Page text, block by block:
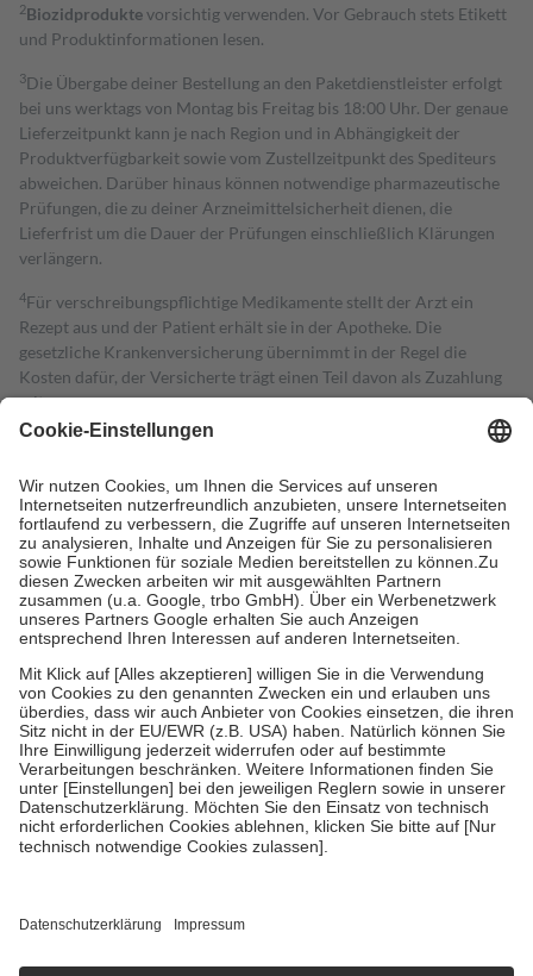
2Biozidproduktevorsichtig verwenden. Vor Gebrauch stets Etikett
und Produktinformationen lesen.
3Die Übergabe deiner Bestellung an den Paketdienstleister erfolgt
bei uns werktags von Montag bis Freitag bis 18:00 Uhr. Der genaue
Lieferzeitpunkt kann je nach Region und in Abhängigkeit der
Produktverfügbarkeit sowie vom Zustellzeitpunkt des Spediteurs
abweichen. Darüber hinaus können notwendige pharmazeutische
Prüfungen, die zu deiner Arzneimittelsicherheit dienen, die
Lieferfrist um die Dauer der Prüfungen einschließlich Klärungen
verlängern.
4Für verschreibungspflichtige Medikamente stellt der Arzt ein
Rezept aus und der Patient erhält sie in der Apotheke. Die
gesetzliche Krankenversicherung übernimmt in der Regel die
Kosten dafür, der Versicherte trägt einen Teil davon als Zuzahlung
mit.
Grundsätzlich leisten Mitglieder Zuzahlungen in Höhe von zehn
höchstens zehn Euro.
Es sind jedoch nie mehr als die tatsächlichen
Kosten der Leistung zu entrichten.
Diese Regeln gelten grundsätzlich auch für Online-Apotheken.
Bei Heilmitteln und häuslicher Krankenpflege beträgt die
Zuzahlung zehn Prozent der Kosten sowie zehn Euro je
Verordnung.
Um das Engagement der Versicherten für ihre eigene Gesundheit zu
stärken und die besondere Stellung der Familie zu unterstützen,
fallenkeine Zuzahlungenan bei:
• Kindern und Jugendlichen bis zum vollendeten 18. Lebensjahr
mit Ausnahme der Fahrkosten
• Untersuchungen zur Vorsorge und Früherkennung, die von der
GKV getragen werden
• empfohlenen Schutzimpfungen
• Harn- und Blutteststreifen
getroffen, um sicherzustellen, dass es sich um echte Bewertungen
https://help.etrusted.com/hc/de/articles/4419944605341